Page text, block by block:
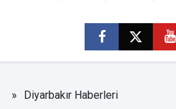
Diyarbakır Haberleri